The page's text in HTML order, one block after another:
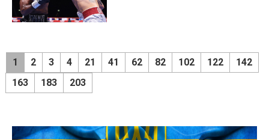
1 2 3 4 21 41 62 82 102 122
142
163
183 203